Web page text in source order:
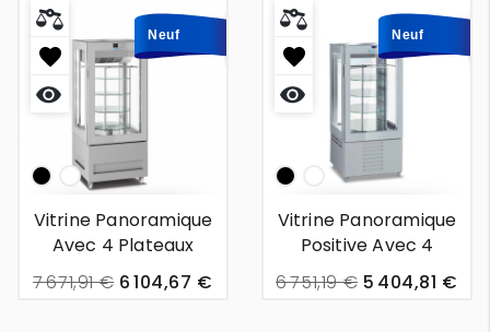
Neuf
noir White
Vitrine Panoramique
Avec 4 Plateaux
Rotatifs - Tangier -
300l
7 671,91 € 6 104,67 €
Neuf
noir White
Vitrine Panoramique
Positive Avec 4
Plateaux Rotatifs -
Midar - 450 L
6 751,19 € 5 404,81 €